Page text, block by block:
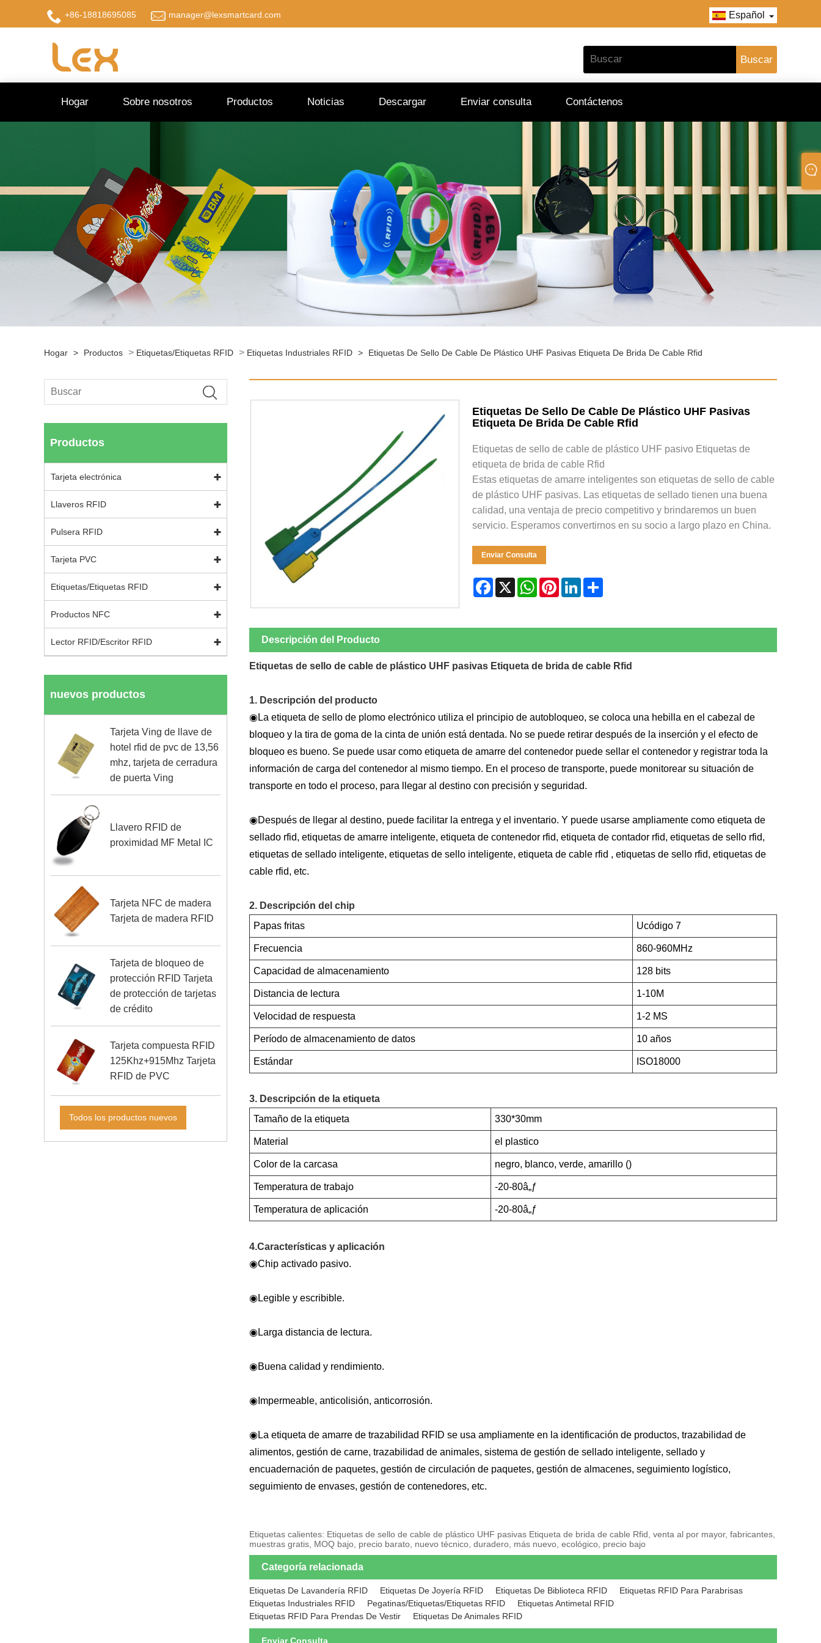
+86-18818695085 manager@lexsmartcard.com Español
Hogar Sobre nosotros Productos Noticias Descargar Enviar consulta Contáctenos
Hogar > Productos > Etiquetas/Etiquetas RFID > Etiquetas Industriales RFID > Etiquetas De Sello De Cable De Plástico UHF Pasivas Etiqueta De Brida De Cable Rfid
Productos
Tarjeta electrónica
Llaveros RFID
Pulsera RFID
Tarjeta PVC
Etiquetas/Etiquetas RFID
Productos NFC
Lector RFID/Escritor RFID
nuevos productos
Tarjeta Ving de llave de
hotel rfid de pvc de 13,56
mhz, tarjeta de cerradura
de puerta Ving
Llavero RFID de
proximidad MF Metal IC
Tarjeta NFC de madera
Tarjeta de madera RFID
Tarjeta de bloqueo de
protección RFID Tarjeta
de protección de tarjetas
de crédito
Tarjeta compuesta RFID
125Khz+915Mhz Tarjeta
RFID de PVC
Todos los productos nuevos
Etiquetas De Sello De Cable De Plástico UHF Pasivas
Etiqueta De Brida De Cable Rfid
Etiquetas de sello de cable de plástico UHF pasivo Etiquetas de
etiqueta de brida de cable Rfid
Estas etiquetas de amarre inteligentes son etiquetas de sello de cable
de plástico UHF pasivas. Las etiquetas de sellado tienen una buena
calidad, una ventaja de precio competitivo y brindaremos un buen
servicio. Esperamos convertirnos en su socio a largo plazo en China.
Enviar Consulta
Facebook
X WhatsApp
PinterestLinkedInShare
Descripción del Producto
Etiquetas de sello de cable de plástico UHF pasivas Etiqueta de brida de cable Rfid
1. Descripción del producto
◉ La etiqueta de sello de plomo electrónico utiliza el principio de autobloqueo, se coloca una hebilla en el cabezal de
bloqueo y la tira de goma de la cinta de unión está dentada. No se puede retirar después de la inserción y el efecto de
bloqueo es bueno. Se puede usar como etiqueta de amarre del contenedor puede sellar el contenedor y registrar toda la
información de carga del contenedor al mismo tiempo. En el proceso de transporte, puede monitorear su situación de
transporte en todo el proceso, para llegar al destino con precisión y seguridad.
◉Después de llegar al destino, puede facilitar la entrega y el inventario. Y puede usarse ampliamente como etiqueta de
sellado rfid, etiquetas de amarre inteligente, etiqueta de contenedor rfid, etiqueta de contador rfid, etiquetas de sello rfid,
etiquetas de sellado inteligente, etiquetas de sello inteligente, etiqueta de cable rfid , etiquetas de sello rfid, etiquetas de
cable rfid, etc.
2. Descripción del chip
Papas fritas
Ucódigo 7
Frecuencia 860-960MHz
Capacidad de almacenamiento 128 bits
Distancia de lectura 1-10M
Velocidad de respuesta 1-2 MS
Período de almacenamiento de datos 10 años
Estándar ISO18000
3. Descripción de la etiqueta
Tamaño de la etiqueta
330*30mm
Material el plastico
Color de la carcasa negro, blanco, verde, amarillo ()
Temperatura de trabajo -20-80â„ƒ
Temperatura de aplicación -20-80â„ƒ
4.Características y aplicación
◉Chip activado pasivo.
◉ Legible y escribible.
◉ Larga distancia de lectura.
◉Buena calidad y rendimiento.
◉ Impermeable, anticolisión, anticorrosión.
◉ La etiqueta de amarre de trazabilidad RFID se usa ampliamente en la identificación de productos, trazabilidad de
alimentos, gestión de carne, trazabilidad de animales, sistema de gestión de sellado inteligente, sellado y
encuadernación de paquetes, gestión de circulación de paquetes, gestión de almacenes, seguimiento logístico,
seguimiento de envases, gestión de contenedores, etc.
Etiquetas calientes: Etiquetas de sello de cable de plástico UHF pasivas Etiqueta de brida de cable Rfid, venta al por mayor, fabricantes,
muestras gratis, MOQ bajo, precio barato, nuevo técnico, duradero, más nuevo, ecológico, precio bajo
Categoría relacionada
Etiquetas De Lavandería RFID Etiquetas De Joyería RFID Etiquetas De Biblioteca RFID
Etiquetas RFID Para Parabrisas
Etiquetas Industriales RFID
Pegatinas/Etiquetas/Etiquetas RFID
Etiquetas Antimetal RFID
Etiquetas RFID Para Prendas De Vestir
Etiquetas De Animales RFID
Enviar Consulta